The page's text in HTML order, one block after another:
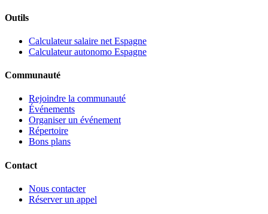
Outils
Calculateur salaire net Espagne
Calculateur autonomo Espagne
Communauté
Rejoindre la communauté
Événements
Organiser un événement
Répertoire
Bons plans
Contact
Nous contacter
Réserver un appel